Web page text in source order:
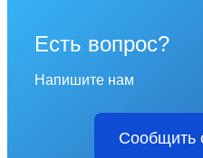
Есть вопрос?
Напишите нам
Сообщить